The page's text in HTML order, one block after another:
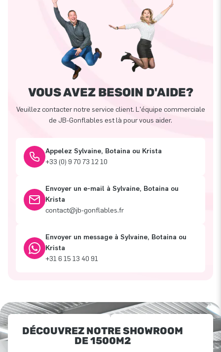
VOUS AVEZ BESOIN D'AIDE?
Veuillez contacter notre service client. L'équipe commerciale
de JB-Gonflables est là pour vous aider.
Appelez Sylvaine, Botaina ou Krista
+33 (0) 9 70 73 12 10
Envoyer un e-mail à Sylvaine, Botaina ou
Krista
contact@jb-gonflables.fr
Envoyer un message à Sylvaine, Botaina ou
Krista
+31 6 15 13 40 91
DÉCOUVREZ NOTRE SHOWROOM
DE 1500M2